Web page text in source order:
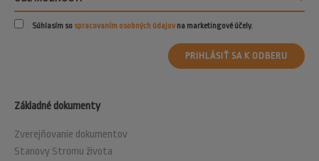
Základné dokumenty
Zverejňovanie dokumentov
Stanovy Stromu života
Súhlasím so spracovaním osobných údajovna marketingové účely.
PRIHLÁSIŤ SA K ODBERU